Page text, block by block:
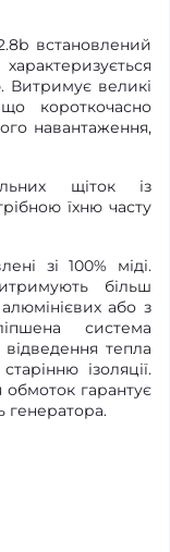
встановлений
Витримує великі
короткочасно
навантаження,
щіток із
їхню часту
зі 100% міді.
більш
або з
система
тепла
ізоляції.
обмоток гарантує
генератора.